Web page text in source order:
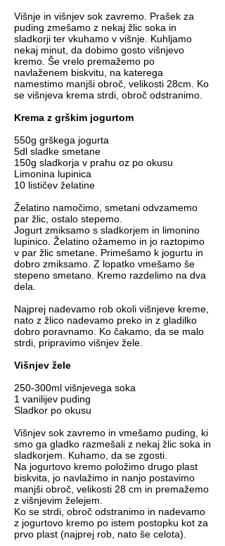
Višnje in višnjev sok zavremo. Prašek za
puding zmešamo z nekaj žlic soka in
sladkorji ter vkuhamo v višnje. Kuhljamo
nekaj minut, da dobimo gosto višnjevo
kremo. Še vrelo premažemo po
navlaženem biskvitu, na katerega
namestimo manjši obroč, velikosti 28cm. Ko
se višnjeva krema strdi, obroč odstranimo.
Krema z grškim jogurtom
550g grškega jogurta
5dl sladke smetane
150g sladkorja v prahu oz po okusu
Limonina lupinica
10 lističev želatine
Želatino namočimo, smetani odvzamemo
par žlic, ostalo stepemo.
Jogurt zmiksamo s sladkorjem in limonino
lupinico. Želatino ožamemo in jo raztopimo
v par žlic smetane. Primešamo k jogurtu in
dobro zmiksamo. Z lopatko vmešamo še
stepeno smetano. Kremo razdelimo na dva
dela.
Najprej nadevamo rob okoli višnjeve kreme,
nato z žlico nadevamo preko in z gladilko
dobro poravnamo. Ko čakamo, da se malo
strdi, pripravimo višnjev žele.
Višnjev žele
250-300ml višnjevega soka
1 vanilijev puding
Sladkor po okusu
Višnjev sok zavremo in vmešamo puding, ki
smo ga gladko razmešali z nekaj žlic soka in
sladkorjem. Kuhamo, da se zgosti.
Na jogurtovo kremo položimo drugo plast
biskvita, jo navlažimo in nanjo postavimo
manjši obroč, velikosti 28 cm in premažemo
z višnjevim želejem.
Ko se strdi, obroč odstranimo in nadevamo
z jogurtovo kremo po istem postopku kot za
prvo plast (najprej rob, nato še celota).